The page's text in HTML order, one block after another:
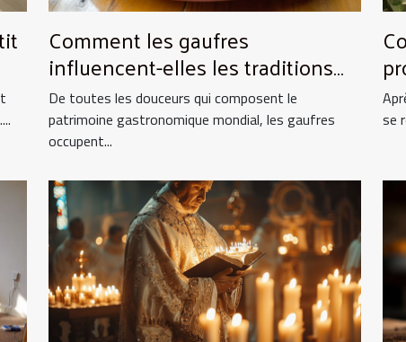
Comment les gaufres
influencent-elles les traditions
culinaires ?
De toutes les douceurs qui composent le
patrimoine gastronomique mondial, les gaufres
occupent...
se